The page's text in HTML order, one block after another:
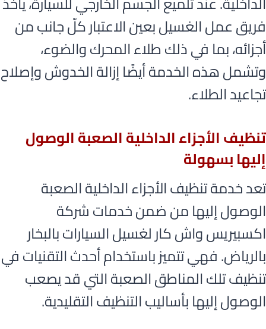
فريق عمل الغسيل بعين الاعتبار كلّ جانب من
أجزائه، بما في ذلك طلاء المحرك والضوء،
وتشمل هذه الخدمة أيضًا إزالة الخدوش وإصلاح
تجاعيد الطلاء.
تنظيف الأجزاء الداخلية الصعبة الوصول
إليها بسهولة
تعد خدمة تنظيف الأجزاء الداخلية الصعبة
الوصول إليها من ضمن خدمات شركة
اكسبيريس واش كار لغسيل السيارات بالبخار
بالرياض. فهي تتميز باستخدام أحدث التقنيات في
تنظيف تلك المناطق الصعبة التي قد يصعب
الوصول إليها بأساليب التنظيف التقليدية.